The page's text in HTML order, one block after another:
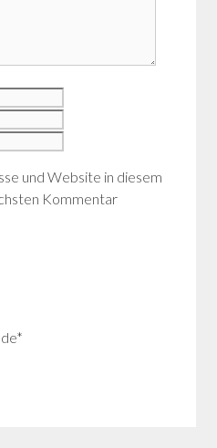
und Website in diesem
Kommentar
*